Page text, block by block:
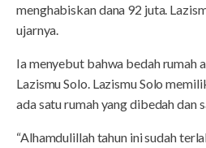
menghabiskan dana 92 juta.
ujarnya.
Ia menyebut bahwa bedah rumah
Lazismu Solo. Lazismu Solo
ada satu rumah yang dibedah dan
“Alhamdulillah tahun ini sudah